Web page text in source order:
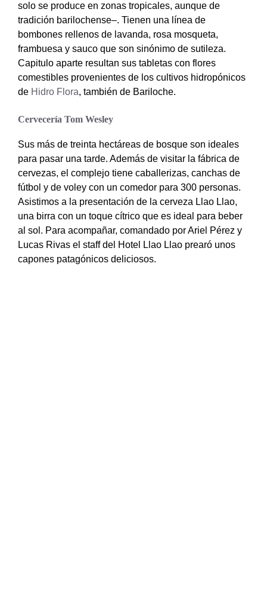
solo se produce en zonas tropicales, aunque de
tradición barilochense–. Tienen una línea de
bombones rellenos de lavanda, rosa mosqueta,
frambuesa y sauco que son sinónimo de sutileza.
Capitulo aparte resultan sus tabletas con flores
comestibles provenientes de los cultivos hidropónicos
de Hidro Flora, también de Bariloche.
Cervecería Tom Wesley
Sus más de treinta hectáreas de bosque son ideales
para pasar una tarde. Además de visitar la fábrica de
cervezas, el complejo tiene caballerizas, canchas de
fútbol y de voley con un comedor para 300 personas.
Asistimos a la presentación de la cerveza Llao Llao,
una birra con un toque cítrico que es ideal para beber
al sol. Para acompañar, comandado por Ariel Pérez y
Lucas Rivas el staff del Hotel Llao Llao prearó unos
capones patagónicos deliciosos.